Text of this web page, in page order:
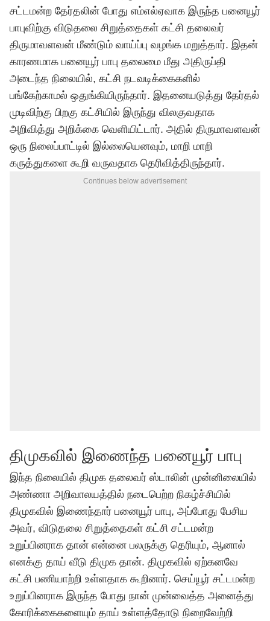
சட்டமன்ற தேர்தலின் போது எம்எல்ஏவாக இருந்த பனையூர்
பாபுவிற்கு விடுதலை சிறுத்தைகள் கட்சி தலைவர்
திருமாவளவன் மீண்டும் வாய்ப்பு வழங்க மறுத்தார். இதன்
காரணமாக பனையூர் பாபு தலைமை மீது அதிருப்தி
அடைந்த நிலையில், கட்சி நடவடிக்கைகளில்
பங்கேற்காமல் ஒதுங்கியிருந்தார். இதனையடுத்து தேர்தல்
முடிவிற்கு பிறகு கட்சியில் இருந்து விலகுவதாக
அறிவித்து அறிக்கை வெளியிட்டார். அதில் திருமாவளவன்
ஒரு நிலைப்பாட்டில் இல்லையெனவும், மாறி மாறி
கருத்துகளை கூறி வருவதாக தெரிவித்திருந்தார்.
Continues below advertisement
திமுகவில் இணைந்த பனையூர் பாபு
இந்த நிலையில் திமுக தலைவர் ஸ்டாலின் முன்னிலையில்
அண்ணா அறிவாலயத்தில் நடைபெற்ற நிகழ்ச்சியில்
திமுகவில் இணைந்தார் பனையூர் பாபு, அப்போது பேசிய
அவர், விடுதலை சிறுத்தைகள் கட்சி சட்டமன்ற
உறுப்பினராக தான் என்னை பலருக்கு தெரியும், ஆனால்
எனக்கு தாய் வீடு திமுக தான். திமுகவில் ஏற்கனவே
கட்சி பணியாற்றி உள்ளதாக கூறினார். செய்யூர் சட்டமன்ற
உறுப்பினராக இருந்த போது நான் முன்வைத்த அனைத்து
கோரிக்கைகளையும் தாய் உள்ளத்தோடு நிறைவேற்றி